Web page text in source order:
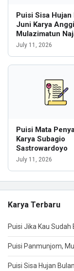
Puisi Sisa Hujan
Juni Karya Anggi
Mulazimatun
July 11, 2026
Puisi Mata
Karya Subagio
Sastrowardoyo
July 11, 2026
Karya Terbaru
Puisi Jika Kau
Puisi Panmunjom,
Puisi Sisa Hujan